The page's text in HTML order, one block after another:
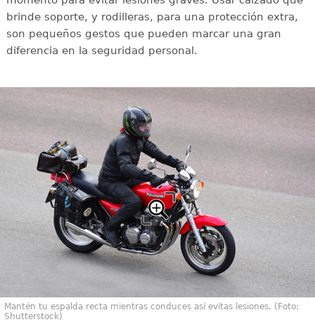
brinde soporte, y rodilleras, para una protección extra,
son pequeños gestos que pueden marcar una gran
diferencia en la seguridad personal.
Mantén tu espalda recta mientras conduces así evitas lesiones. (Foto:
Shutterstock)